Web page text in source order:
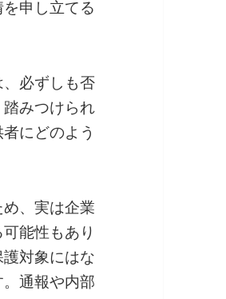
申し立てる
必ずしも否
みつけられ
にどのよう
、実は企業
能性もあり
対象にはな
通報や内部